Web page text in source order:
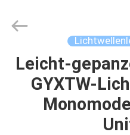
HAUS
PRODUKTE
Tech.
Co.,Ltd.
Leicht-
GYXTW-